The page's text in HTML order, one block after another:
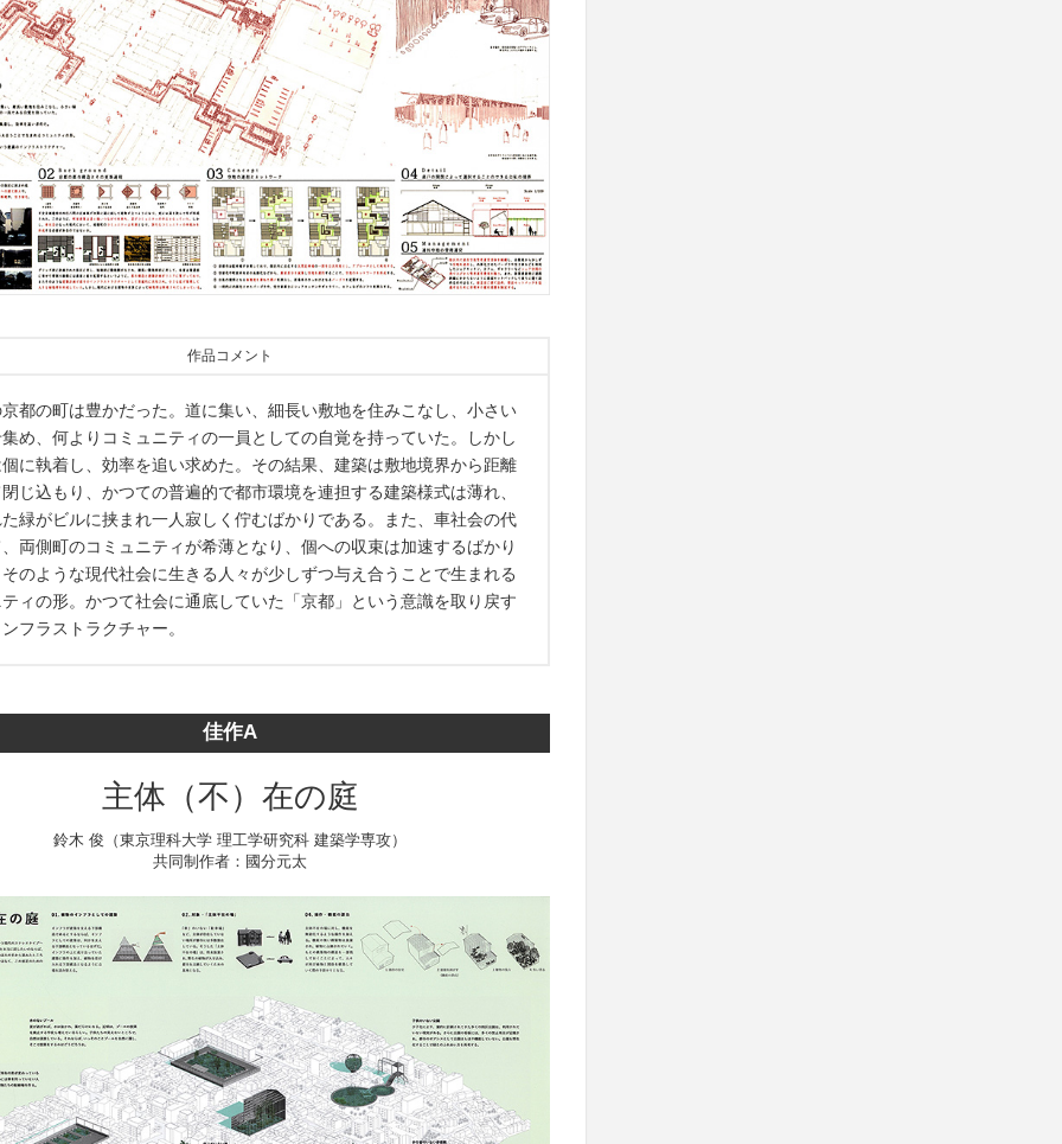
作品コメント
都の町は豊かだった。道に集い、細長い敷地を住みこなし、小さい
め、何よりコミュニティの一員としての自覚を持っていた。しかし
に執着し、効率を追い求めた。その結果、建築は敷地境界から距離
じ込もり、かつての普遍的で都市環境を連担する建築様式は薄れ、
緑がビルに挟まれ一人寂しく佇むばかりである。また、車社会の代
両側町のコミュニティが希薄となり、個への収束は加速するばかり
のような現代社会に生きる人々が少しずつ与え合うことで生まれる
ィの形。かつて社会に通底していた「京都」という意識を取り戻す
フラストラクチャー。
佳作A
主体（不）在の庭
鈴木 俊（東京理科大学 理工学研究科 建築学専攻）
共同制作者：國分元太